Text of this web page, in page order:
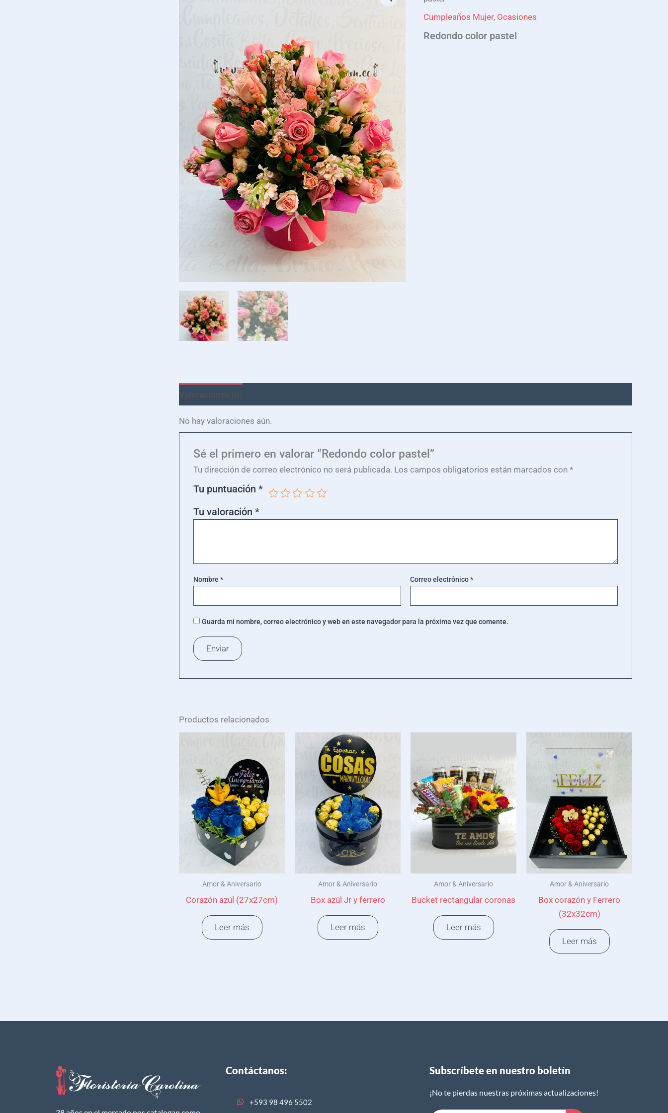
Cumpleaños Mujer, Ocasiones
Redondo color pastel
Valoraciones (0)
No hay valoraciones aún.
Sé el primero en valorar “Redondo color pastel”
Tu dirección de correo electrónico no será publicada. Los campos obligatorios están marcados con*
Tu puntuación*
Tu valoración*
Nombre* Correo electrónico*
Guarda mi nombre, correo electrónico y web en este navegador para la próxima vez que comente.
Productos relacionados
Amor & Aniversario
Corazón azúl (27x27cm)
Leer más
Amor & Aniversario
Box azúl Jr y ferrero
Leer más
Amor & Aniversario
Bucket rectangular coronas
Leer más
Amor & Aniversario
Box corazón y Ferrero
(32x32cm)
Leer más
Contáctanos:
+593 98 496 5502
Subscríbete en nuestro boletín​
¡No te pierdas nuestras próximas actualizaciones!